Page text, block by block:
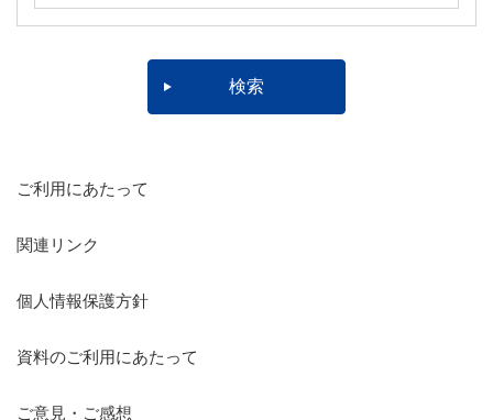
ご利用にあたって
関連リンク
個人情報保護方針
資料のご利用にあたって
ご意見・ご感想